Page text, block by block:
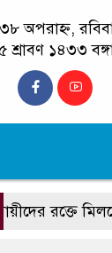
অপরাহ্ন,
শ্রাবণ ১৪৩৩
মিললো